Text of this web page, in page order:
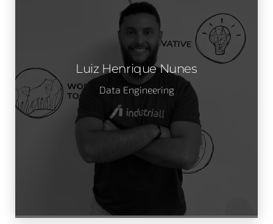
Luiz Henrique Nunes
Data Engineering